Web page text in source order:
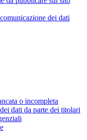
dei dati
o incompleta
dati da parte dei titolari